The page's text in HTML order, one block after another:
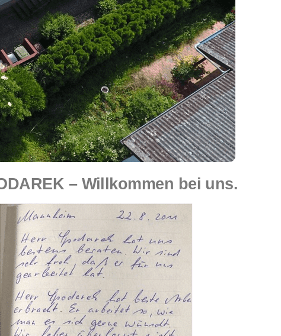
– Willkommen bei uns.